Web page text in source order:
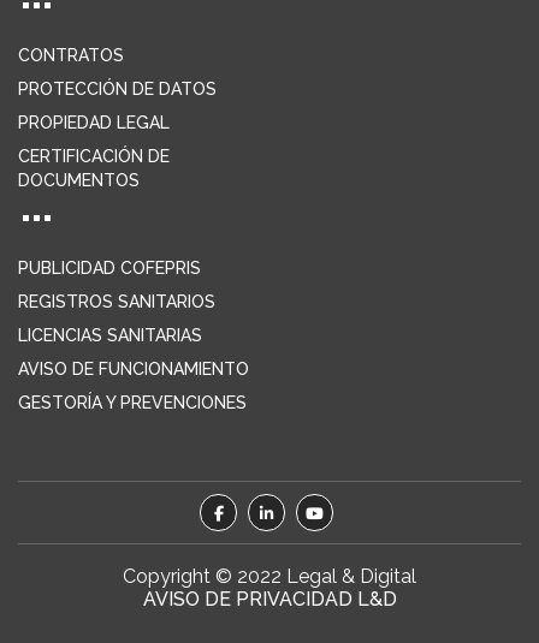
CONTRATOS
PROTECCIÓN DE DATOS
PROPIEDAD LEGAL
CERTIFICACIÓN DE
DOCUMENTOS
PUBLICIDAD COFEPRIS
REGISTROS SANITARIOS
LICENCIAS SANITARIAS
AVISO DE FUNCIONAMIENTO
GESTORÍA Y PREVENCIONES
Copyright © 2022 Legal & Digital
AVISO DE PRIVACIDAD L&D